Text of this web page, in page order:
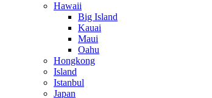
Hawaii
Big Island
Kauai
Maui
Oahu
Hongkong
Island
Istanbul
Japan